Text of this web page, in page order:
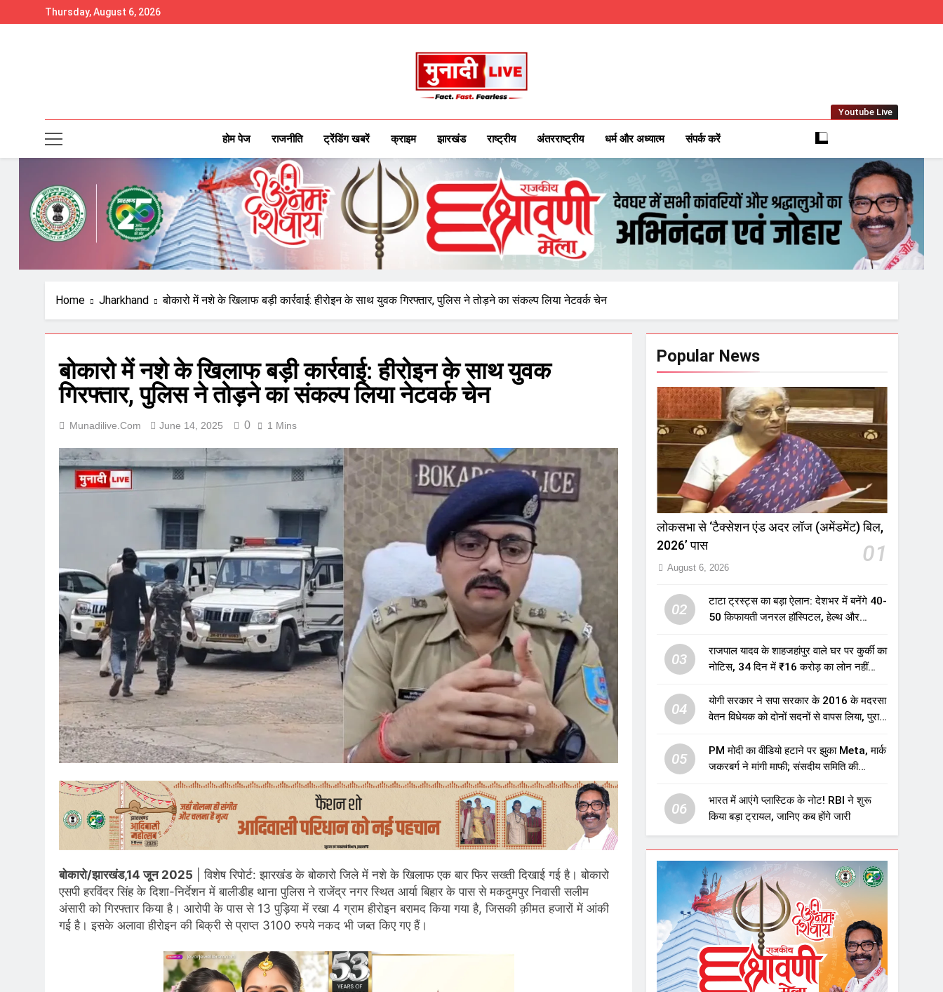
to
Thursday, August 6, 2026
Munadilive.com
Munadi Live – Jharkhand's Leading Local News Network
Youtube Live
होम पेज राजनीति ट्रेंडिंग खबरें क्राइम झारखंड राष्ट्रीय अंतरराष्ट्रीय धर्म और अध्यात्म संपर्क करें
Home Jharkhand बोकारो में नशे के खिलाफ बड़ी कार्रवाई: हीरोइन के साथ युवक गिरफ्तार, पुलिस ने तोड़ने का संकल्प लिया नेटवर्क चेन
बोकारो में नशे के खिलाफ बड़ी कार्रवाई: हीरोइन के साथ युवक
गिरफ्तार, पुलिस ने तोड़ने का संकल्प लिया नेटवर्क चेन
Munadilive.com June 14, 2025 0 1 Mins
बोकारो/झारखंड,14 जून 2025 | विशेष रिपोर्ट: झारखंड के बोकारो जिले में नशे के खिलाफ एक बार फिर सख्ती दिखाई गई है। बोकारो
एसपी हरविंदर सिंह के दिशा-निर्देशन में बालीडीह थाना पुलिस ने राजेंद्र नगर स्थित आर्या बिहार के पास से मकदुमपुर निवासी सलीम
अंसारी को गिरफ्तार किया है। आरोपी के पास से 13 पुड़िया में रखा 4 ग्राम हीरोइन बरामद किया गया है, जिसकी क़ीमत हजारों में आंकी
गई है। इसके अलावा हीरोइन की बिक्री से प्राप्त 3100 रुपये नकद भी जब्त किए गए हैं।
Popular News
लोकसभा से ‘टैक्सेशन एंड अदर लॉज (अमेंडमेंट) बिल,
2026’ पास
01
August 6, 2026
02
टाटा ट्रस्ट्स का बड़ा ऐलान: देशभर में बनेंगे 40-
50 किफायती जनरल हॉस्पिटल, हेल्थ और
03
राजपाल यादव के शाहजहांपुर वाले घर पर कुर्की का
नोटिस, 34 दिन में ₹16 करोड़ का लोन नहीं
04
योगी सरकार ने सपा सरकार के 2016 के मदरसा
वेतन विधेयक को दोनों सदनों से वापस लिया, पुराने
उठाए सवाल
05
PM मोदी का वीडियो हटाने पर झुका Meta, मार्क
जकरबर्ग ने मांगी माफी; संसदीय समिति की
06
भारत में आएंगे प्लास्टिक के नोट! RBI ने शुरू
किया बड़ा ट्रायल, जानिए कब होंगे जारी